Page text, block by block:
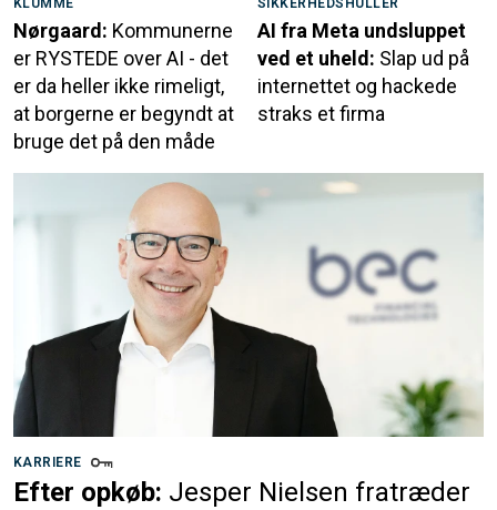
KLUMME
Nørgaard: Kommunerne
er RYSTEDE over AI - det
er da heller ikke rimeligt,
at borgerne er begyndt at
bruge det på den måde
SIKKERHEDSHULLER
AI fra Meta undsluppet
ved et uheld: Slap ud på
internettet og hackede
straks et firma
KARRIERE
Efter opkøb: Jesper Nielsen fratræder